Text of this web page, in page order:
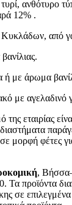
ανθότυρο
12% .
από
ή με άρωμα
με αγελαδινό
της εταιρίας
μορφή φέτες
,
προϊόντα
σε επιλεγμένα